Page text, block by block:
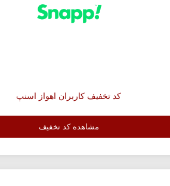
کد تخفیف کاربران اهواز اسنپ
مشاهده کد تخفیف